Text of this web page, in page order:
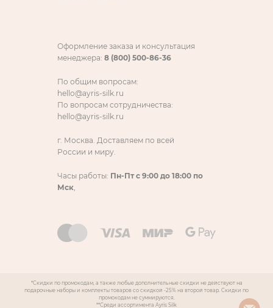
Оформление заказа и консультация
менеджера: 8 (800) 500-86-36
По общим вопросам:
hello@ayris-silk.ru
По вопросам сотрудничества:
hello@ayris-silk.ru
г. Москва. Доставляем по всей
России и миру.
Часы работы: Пн-Пт с 9:00 до 18:00 по
Мск
*Скидки по промокодам, а также любые дополнительные скидки не действуют на
подарочные наборы и комплекты товаров со скидкой -25% на второй товар. Скидки по
промокодам не суммируются.
**Среди ассортимента Ayris Silk